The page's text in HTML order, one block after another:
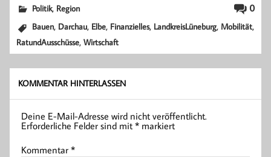
0
Politik, Region
Bauen, Darchau, Elbe, Finanzielles, LandkreisLüneburg, Mobilität,
RatundAusschüsse,Wirtschaft
KOMMENTAR HINTERLASSEN
Deine E-Mail-Adresse wird nicht veröffentlicht.
Erforderliche Felder sind mit* markiert
Kommentar*